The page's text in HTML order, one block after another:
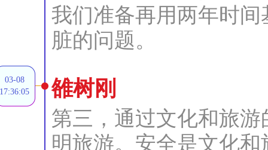
我们准备再用两年时
脏的问题。
03-08
17:36:05
雒树刚
第三，通过文化和旅
明旅游。安全是文化